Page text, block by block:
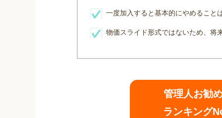
一度加入すると基本的にやめること
物価スライド形式ではないため、将
管理人お勧
ランキング